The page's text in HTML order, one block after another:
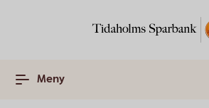
Meny